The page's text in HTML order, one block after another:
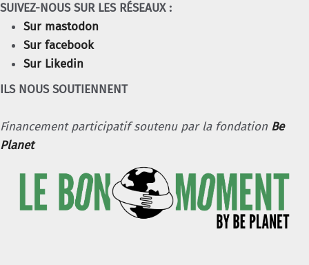
SUIVEZ-NOUS SUR LES RÉSEAUX :
Sur mastodon
Sur facebook
Sur Likedin
ILS NOUS SOUTIENNENT
Financement participatif soutenu par la fondation Be
Planet